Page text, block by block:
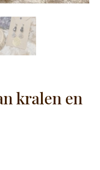
kralen en